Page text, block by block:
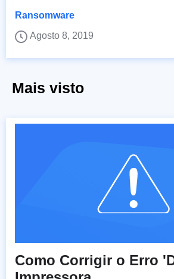
Ransomware
Agosto 8, 2019
Mais visto
Como Corrigir o Erro